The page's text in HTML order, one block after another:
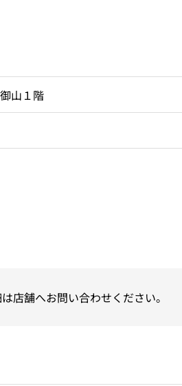
山１階
店舗へお問い合わせください。